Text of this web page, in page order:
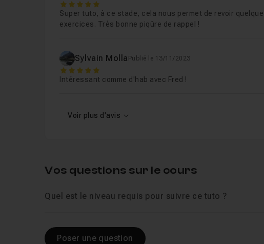
Leçon 10 10 Finalisation creation des scènes
5
Super tuto, à ce stade, cela nous permet de revoir
exercices. Très bonne piqûre de rappel !
Sylvain Molla Publié le 13/11/2023
5
Intéressant comme d'hab avec Fred !
Voir plus d'avis
Vos questions sur le cours
Quel est le niveau requis pour suivre ce tuto ?
Poser une question